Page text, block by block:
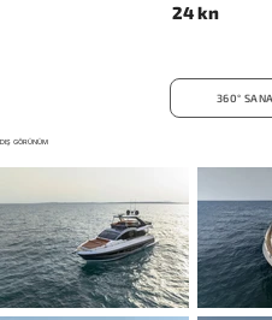
24 kn
360°
DIŞ GÖRÜNÜM